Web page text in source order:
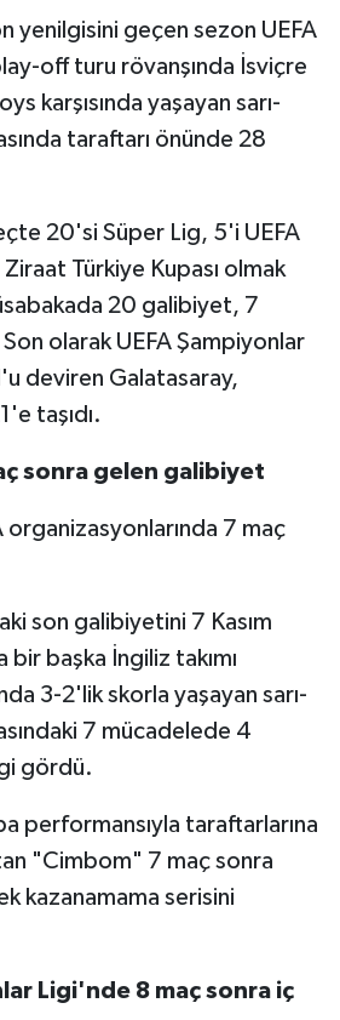
yenilgisini geçen sezon UEFA
off turu rövanşında İsviçre
karşısında yaşayan sarı-
taraftarı önünde 28
20'si Süper Lig, 5'i UEFA
Türkiye Kupası olmak
20 galibiyet, 7
olarak UEFA Şampiyonlar
deviren Galatasaray,
taşıdı.
sonra gelen galibiyet
organizasyonlarında 7 maç
son galibiyetini 7 Kasım
başka İngiliz takımı
3-2'lik skorla yaşayan sarı-
7 mücadelede 4
gördü.
performansıyla taraftarlarına
"Cimbom" 7 maç sonra
kazanamama serisini
Ligi'nde 8 maç sonra iç